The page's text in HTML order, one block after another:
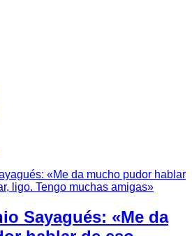
Sayagués: «Me da